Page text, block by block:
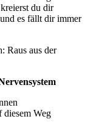
du dir
es fällt dir immer
Raus aus der
diesem Weg